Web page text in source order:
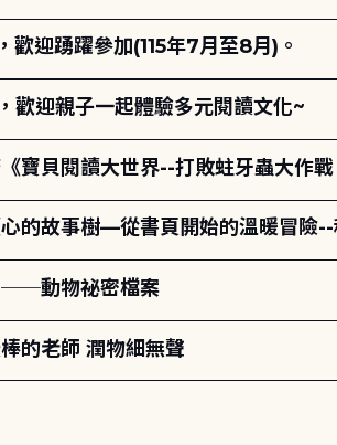
歡迎踴躍參加(115年7月至8月)。
歡迎親子一起體驗多元閱讀文化~
寶貝閱讀大世界--打敗蛀牙蟲大作
的故事樹—從書頁開始的溫暖冒險
──動物祕密檔案
的老師 潤物細無聲